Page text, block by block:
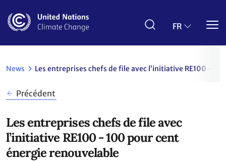
au
contenu
FR
News Les entreprises chefs de file avec l’initiative RE100 -
Précédent
Les entreprises chefs de file avec
l’initiative RE100 - 100 pour cent
énergie renouvelable